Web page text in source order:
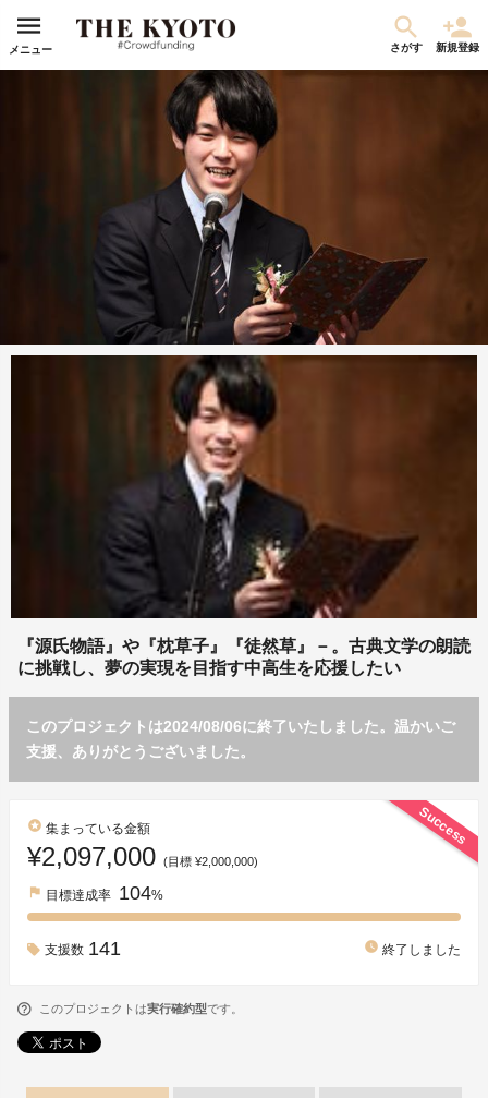
メニュー さがす 新規登録
『源氏物語』や『枕草子』『徒然草』－。古典文学の朗読
に挑戦し、夢の実現を目指す中高生を応援したい
このプロジェクトは2024/08/06に終了いたしました。温かいご
支援、ありがとうございました。
Success
stars 集まっている金額
¥2,097,000 (目標 ¥2,000,000)
flag 目標達成率 104%
支援数 141 watch_later 終了しました
このプロジェクトは実行確約型です。